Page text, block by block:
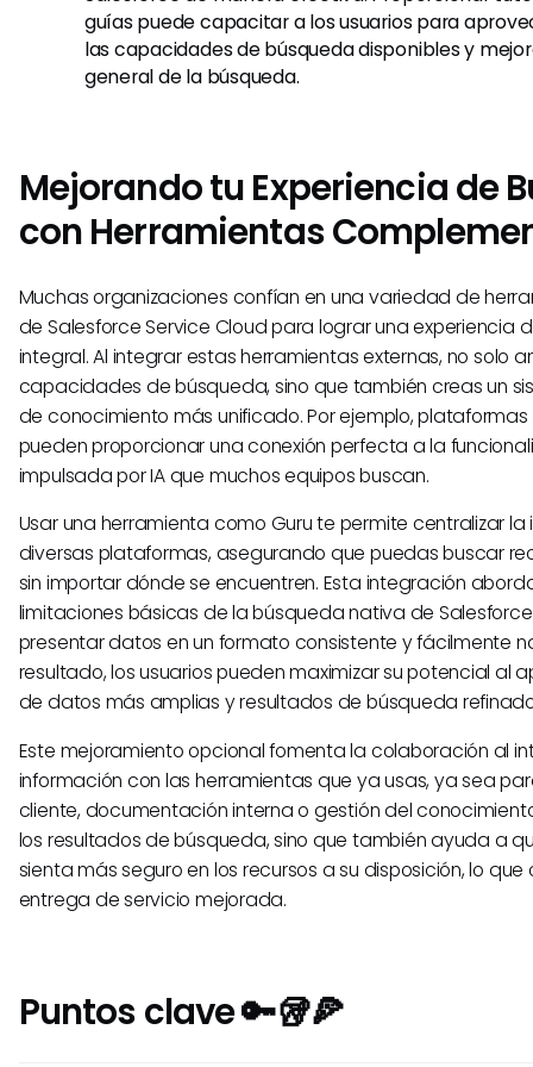
guías puede capacitar a los usuarios para
las capacidades de búsqueda disponibles y
general de la búsqueda.
Mejorando tu Experiencia de
con Herramientas
Muchas organizaciones confían en una variedad de
de Salesforce Service Cloud para lograr una experiencia
integral. Al integrar estas herramientas externas, no solo
capacidades de búsqueda, sino que también creas un
de conocimiento más unificado. Por ejemplo,
pueden proporcionar una conexión perfecta a la
impulsada por IA que muchos equipos buscan.
Usar una herramienta como Guru te permite centralizar la
diversas plataformas, asegurando que puedas buscar
sin importar dónde se encuentren. Esta integración
limitaciones básicas de la búsqueda nativa de
presentar datos en un formato consistente y fácilmente
resultado, los usuarios pueden maximizar su potencial al
de datos más amplias y resultados de búsqueda
Este mejoramiento opcional fomenta la colaboración al
información con las herramientas que ya usas, ya sea
cliente, documentación interna o gestión del
los resultados de búsqueda, sino que también ayuda a
sienta más seguro en los recursos a su disposición, lo
entrega de servicio mejorada.
Puntos clave 🔑🥡🍕